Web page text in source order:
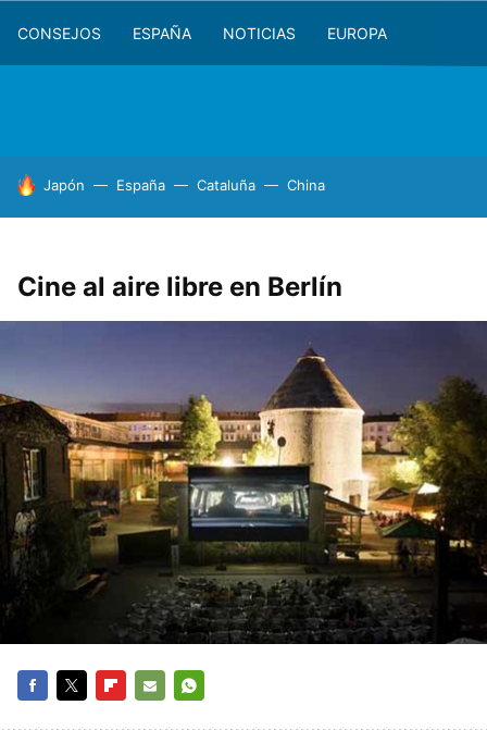
CONSEJOS ESPAÑA NOTICIAS EUROPA
HOY SE HABLA DE
Japón España Cataluña China
Cine al aire libre en Berlín